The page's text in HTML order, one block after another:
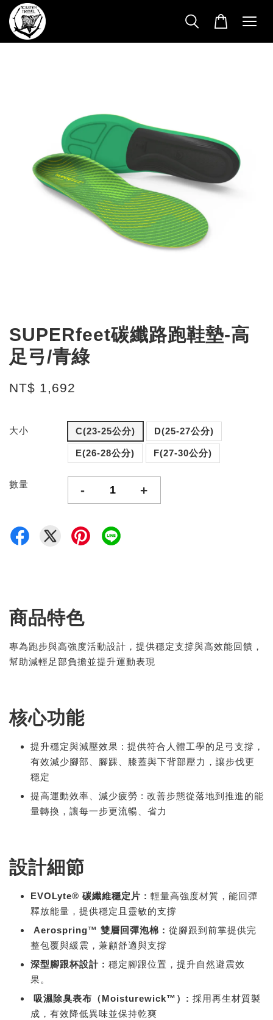
SUPERfeet碳纖路跑鞋墊-高
足弓/青綠
NT$ 1,692
大小 C(23-25公分) D(25-27公分)
E(26-28公分) F(27-30公分)
數量 - +
商品特色
專為跑步與高強度活動設計，提供穩定支撐與高效能回饋，
幫助減輕足部負擔並提升運動表現
核心功能
提升穩定與減壓效果 : 提供符合人體工學的足弓支撐，
有效減少腳部、腳踝、膝蓋與下背部壓力，讓步伐更
穩定
提高運動效率、減少疲勞 : 改善步態從落地到推進的能
量轉換，讓每一步更流暢、省力
設計細節
EVOLyte® 碳纖維穩定片 : 輕量高強度材質，能回彈
釋放能量，提供穩定且靈敏的支撐
Aerospring™ 雙層回彈泡棉 : 從腳跟到前掌提供完
整包覆與緩震，兼顧舒適與支撐
深型腳跟杯設計 : 穩定腳跟位置，提升自然避震效
果。
吸濕除臭表布（Moisturewick™）: 採用再生材質製
成，有效降低異味並保持乾爽